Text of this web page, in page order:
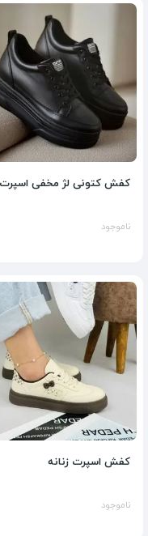
کفش کتونی لژ مخفی اسپرت
ناموجود
کفش اسپرت زنانه
ناموجود